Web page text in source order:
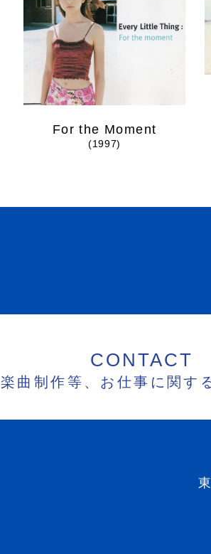
For the Moment
(1997)
CONTACT
楽曲制作等、お仕事に関す